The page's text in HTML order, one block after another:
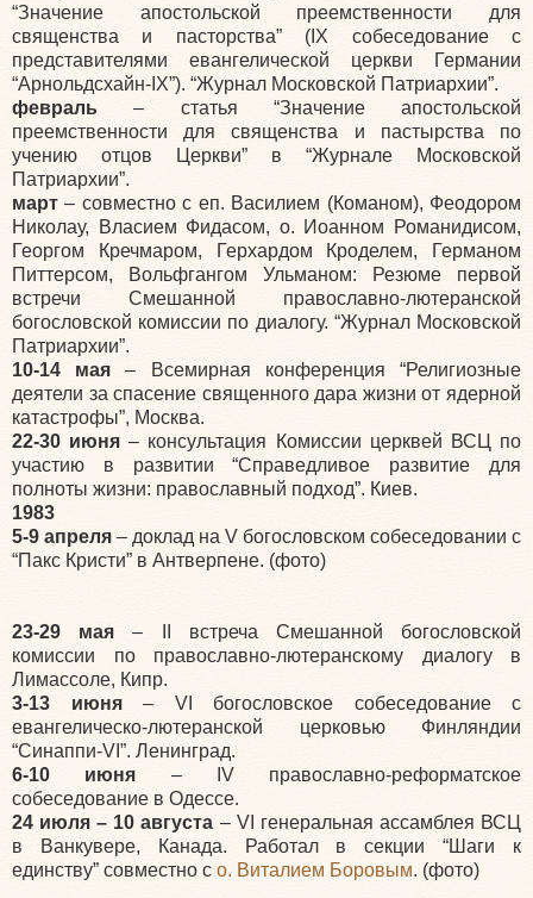
“Значение апостольской преемственности для
священства и пасторства” (IX собеседование с
представителями евангелической церкви Германии
“Арнольдсхайн-IX”). “Журнал Московской Патриархии”.
февраль – статья “Значение апостольской
преемственности для священства и пастырства по
учению отцов Церкви” в “Журнале Московской
Патриархии”.
март – совместно с еп. Василием (Команом), Феодором
Николау, Власием Фидасом, о. Иоанном Романидисом,
Георгом Кречмаром, Герхардом Кроделем, Германом
Питтерсом, Вольфгангом Ульманом: Резюме первой
встречи Смешанной православно-лютеранской
богословской комиссии по диалогу. “Журнал Московской
Патриархии”.
10-14 мая – Всемирная конференция “Религиозные
деятели за спасение священного дара жизни от ядерной
катастрофы”, Москва.
22-30 июня – консультация Комиссии церквей ВСЦ по
участию в развитии “Справедливое развитие для
полноты жизни: православный подход”. Киев.
1983
5-9 апреля – доклад на V богословском собеседовании с
“Пакс Кристи” в Антверпене. (фото)
23-29 мая – II встреча Смешанной богословской
комиссии по православно-лютеранскому диалогу в
Лимассоле, Кипр.
3-13 июня– VI богословское собеседование с
евангелическо-лютеранской церковью Финляндии
“Синаппи-VI”. Ленинград.
6-10 июня – IV православно-реформатское
собеседование в Одессе.
24 июля – 10 августа – VI генеральная ассамблея ВСЦ
в Ванкувере, Канада. Работал в секции “Шаги к
единству” совместно с о. Виталием Боровым. (фото)